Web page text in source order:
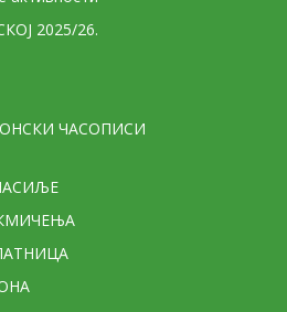
2025/26.
ЧАСОПИСИ